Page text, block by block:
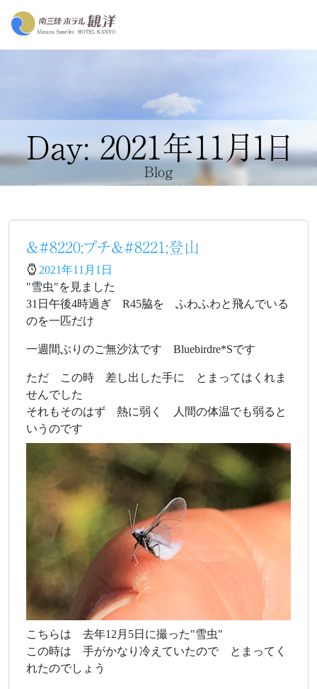
Day: 2021年11月1日
Blog
&#8220;プチ&#8221;登山
2021年11月1日
"雪虫"を見ました
31日午後4時過ぎ R45脇を ふわふわと飛んでいる
のを一匹だけ
一週間ぶりのご無沙汰です Bluebirdre*Sです
ただ この時 差し出した手に とまってはくれま
せんでした
それもそのはず 熱に弱く 人間の体温でも弱ると
いうのです
こちらは 去年12月5日に撮った"雪虫"
この時は 手がかなり冷えていたので とまってく
れたのでしょう